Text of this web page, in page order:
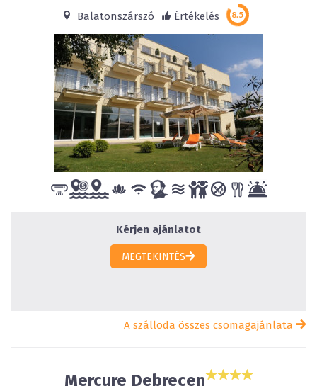
Balatonszárszó Értékelés
Kérjen ajánlatot
MEGTEKINTÉS
A szálloda összes csomagajánlata
Mercure Debrecen